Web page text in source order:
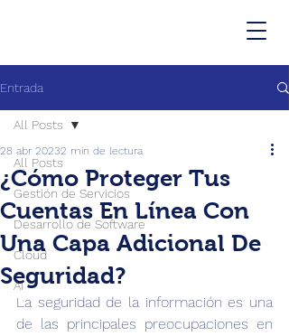
Entrada
All Posts
Gestión de Servicios
Desarrollo de Software
Cloud
AI
All Posts
¿Cómo Proteger Tus
Cuentas En Línea Con
Una Capa Adicional De
Seguridad?
28 abr 20232 min de lectura
La seguridad de la información es una
de las principales preocupaciones en